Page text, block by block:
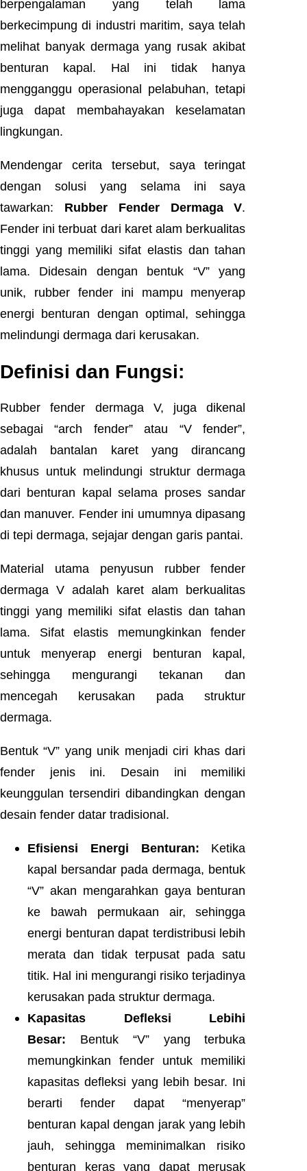
berpengalaman yang telah lama
berkecimpung di industri maritim, saya telah
melihat banyak dermaga yang rusak akibat
benturan kapal. Hal ini tidak hanya
mengganggu operasional pelabuhan, tetapi
juga dapat membahayakan keselamatan
lingkungan.
Mendengar cerita tersebut, saya teringat
dengan solusi yang selama ini saya
tawarkan: Rubber Fender Dermaga V.
Fender ini terbuat dari karet alam berkualitas
tinggi yang memiliki sifat elastis dan tahan
lama. Didesain dengan bentuk “V” yang
unik, rubber fender ini mampu menyerap
energi benturan dengan optimal, sehingga
melindungi dermaga dari kerusakan.
Definisi dan Fungsi:
Rubber fender dermaga V, juga dikenal
sebagai “arch fender” atau “V fender”,
adalah bantalan karet yang dirancang
khusus untuk melindungi struktur dermaga
dari benturan kapal selama proses sandar
dan manuver. Fender ini umumnya dipasang
di tepi dermaga, sejajar dengan garis pantai.
Material utama penyusun rubber fender
dermaga V adalah karet alam berkualitas
tinggi yang memiliki sifat elastis dan tahan
lama. Sifat elastis memungkinkan fender
untuk menyerap energi benturan kapal,
sehingga mengurangi tekanan dan
mencegah kerusakan pada struktur
dermaga.
Bentuk “V” yang unik menjadi ciri khas dari
fender jenis ini. Desain ini memiliki
keunggulan tersendiri dibandingkan dengan
desain fender datar tradisional.
Efisiensi Energi Benturan: Ketika
kapal bersandar pada dermaga, bentuk
“V” akan mengarahkan gaya benturan
ke bawah permukaan air, sehingga
energi benturan dapat terdistribusi lebih
merata dan tidak terpusat pada satu
titik. Hal ini mengurangi risiko terjadinya
kerusakan pada struktur dermaga.
Kapasitas Defleksi Lebihi
Besar: Bentuk “V” yang terbuka
memungkinkan fender untuk memiliki
kapasitas defleksi yang lebih besar. Ini
berarti fender dapat “menyerap”
benturan kapal dengan jarak yang lebih
jauh, sehingga meminimalkan risiko
benturan keras yang dapat merusak